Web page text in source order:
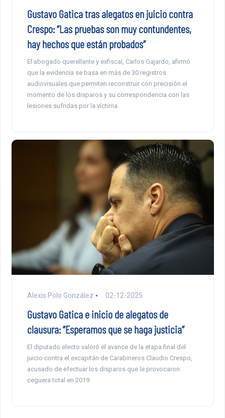
Gustavo Gatica tras alegatos en juicio contra
Crespo: “Las pruebas son muy contundentes,
hay hechos que están probados”
El abogado querellante y exfiscal, Carlos Gajardo, afirmó
que la evidencia se basa en más de 30 registros
audiovisuales que permiten reconstruir con precisión el
momento de los disparos y su correspondencia con las
lesiones sufridas por la víctima.
Alexis Polo González 02-12-2025
Gustavo Gatica e inicio de alegatos de
clausura: “Esperamos que se haga justicia”
El diputado electo valoró el avance de la etapa final del
juicio contra el excapitán de Carabineros Claudio Crespo,
acusado de efectuar los disparos que le provocaron
ceguera total en 2019.